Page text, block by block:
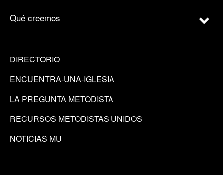
Qué creemos
DIRECTORIO
ENCUENTRA-UNA-IGLESIA
LA PREGUNTA METODISTA
RECURSOS METODISTAS UNIDOS
NOTICIAS MU